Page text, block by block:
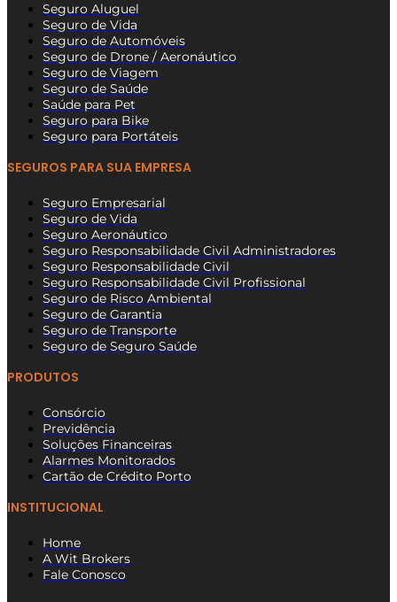
Seguro Aluguel
Seguro de Vida
Seguro de Automóveis
Seguro de Drone / Aeronáutico
Seguro de Viagem
Seguro de Saúde
Saúde para Pet
Seguro para Bike
Seguro para Portáteis
SEGUROS PARA SUA EMPRESA
Seguro Empresarial
Seguro de Vida
Seguro Aeronáutico
Seguro Responsabilidade Civil Administradores
Seguro Responsabilidade Civil
Seguro Responsabilidade Civil Profissional
Seguro de Risco Ambiental
Seguro de Garantia
Seguro de Transporte
Seguro de Seguro Saúde
PRODUTOS
Consórcio
Previdência
Soluções Financeiras
Alarmes Monitorados
Cartão de Crédito Porto
INSTITUCIONAL
Home
A Wit Brokers
Fale Conosco